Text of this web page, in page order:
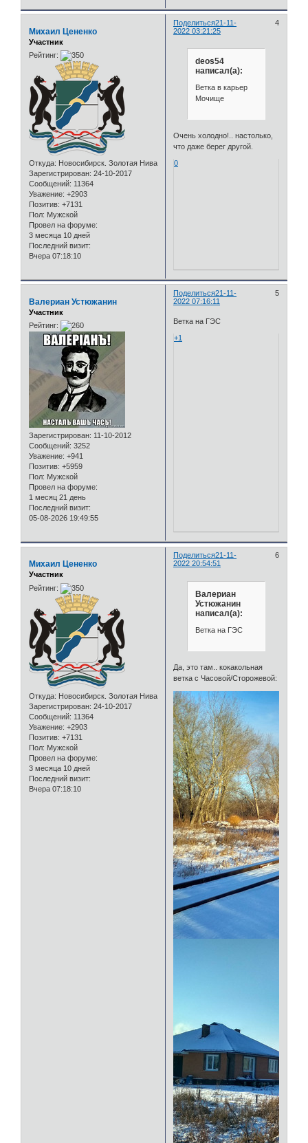
Поделиться 4
21-11-
2022 03:21:25
Михаил Цененко
Участник
Рейтинг:
Откуда: Новосибирск. Золотая Нива
Зарегистрирован: 24-10-2017
Сообщений: 11364
Уважение: +2903
Позитив: +7131
Пол: Мужской
Провел на форуме:
3 месяца 10 дней
Последний визит:
Вчера 07:18:10
deos54
написал(а):
Ветка в карьер
Мочище
Очень холодно!.. настолько,
что даже берег другой.
0
Поделиться 5
21-11-
2022 07:16:11
Валериан Устюжанин
Участник
Рейтинг:
Зарегистрирован: 11-10-2012
Сообщений: 3252
Уважение: +941
Позитив: +5959
Пол: Мужской
Провел на форуме:
1 месяц 21 день
Последний визит:
05-08-2026 19:49:55
Ветка на ГЭС
+1
Поделиться 6
21-11-
2022 20:54:51
Михаил Цененко
Участник
Рейтинг:
Откуда: Новосибирск. Золотая Нива
Зарегистрирован: 24-10-2017
Сообщений: 11364
Уважение: +2903
Позитив: +7131
Пол: Мужской
Провел на форуме:
3 месяца 10 дней
Последний визит:
Вчера 07:18:10
Валериан
Устюжанин
написал(а):
Ветка на ГЭС
Да, это там.. кокакольная
ветка с Часовой/Сторожевой: